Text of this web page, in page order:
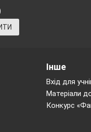
Інше
Вхід для
Матеріали
Конкурс